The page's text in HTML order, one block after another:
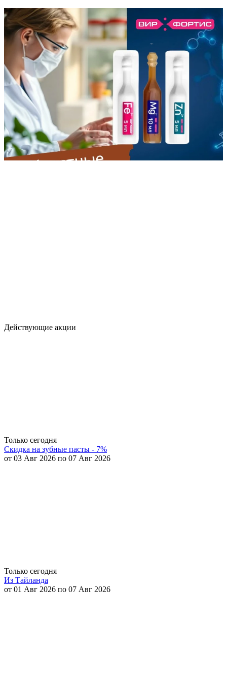
Действующие акции
Только сегодня
Скидка на зубные пасты - 7%
от 03 Авг 2026 по 07 Авг 2026
Только сегодня
Из Тайланда
от 01 Авг 2026 по 07 Авг 2026